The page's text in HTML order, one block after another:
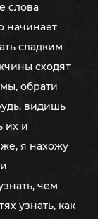
слова
начинает
сладким
сходят
обрати
видишь
их и
я нахожу
чем
узнать, как